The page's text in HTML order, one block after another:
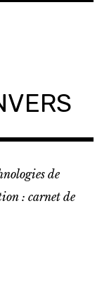
de
: carnet de